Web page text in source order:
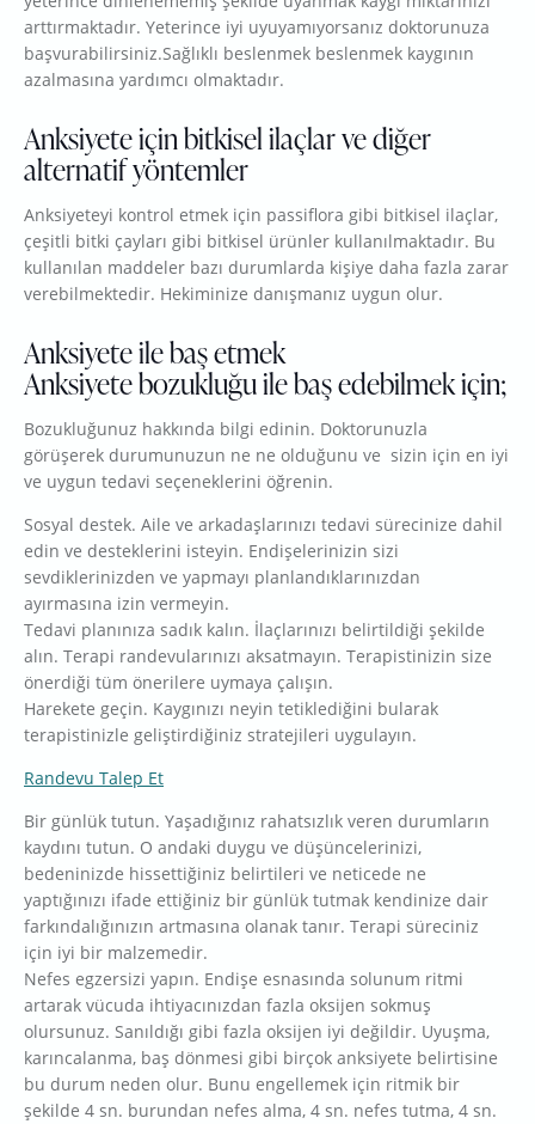
arttırmaktadır. Yeterince iyi uyuyamıyorsanız doktorunuza
başvurabilirsiniz.Sağlıklı beslenmek beslenmek kaygının
azalmasına yardımcı olmaktadır.
Anksiyete için bitkisel ilaçlar ve diğer
alternatif yöntemler
Anksiyeteyi kontrol etmek için passiflora gibi bitkisel ilaçlar,
çeşitli bitki çayları gibi bitkisel ürünler kullanılmaktadır. Bu
kullanılan maddeler bazı durumlarda kişiye daha fazla zarar
verebilmektedir. Hekiminize danışmanız uygun olur.
Anksiyete ile baş etmek
Anksiyete bozukluğu ile baş edebilmek için;
Bozukluğunuz hakkında bilgi edinin. Doktorunuzla
görüşerek durumunuzun ne ne olduğunu ve sizin için en iyi
ve uygun tedavi seçeneklerini öğrenin.
Sosyal destek. Aile ve arkadaşlarınızı tedavi sürecinize dahil
edin ve desteklerini isteyin. Endişelerinizin sizi
sevdiklerinizden ve yapmayı planlandıklarınızdan
ayırmasına izin vermeyin.
Tedavi planınıza sadık kalın. İlaçlarınızı belirtildiği şekilde
alın. Terapi randevularınızı aksatmayın. Terapistinizin size
önerdiği tüm önerilere uymaya çalışın.
Harekete geçin. Kaygınızı neyin tetiklediğini bularak
terapistinizle geliştirdiğiniz stratejileri uygulayın.
Randevu Talep Et
Bir günlük tutun. Yaşadığınız rahatsızlık veren durumların
kaydını tutun. O andaki duygu ve düşüncelerinizi,
bedeninizde hissettiğiniz belirtileri ve neticede ne
yaptığınızı ifade ettiğiniz bir günlük tutmak kendinize dair
farkındalığınızın artmasına olanak tanır. Terapi süreciniz
için iyi bir malzemedir.
Nefes egzersizi yapın. Endişe esnasında solunum ritmi
artarak vücuda ihtiyacınızdan fazla oksijen sokmuş
olursunuz. Sanıldığı gibi fazla oksijen iyi değildir. Uyuşma,
karıncalanma, baş dönmesi gibi birçok anksiyete belirtisine
bu durum neden olur. Bunu engellemek için ritmik bir
şekilde 4 sn. burundan nefes alma, 4 sn. nefes tutma, 4 sn.